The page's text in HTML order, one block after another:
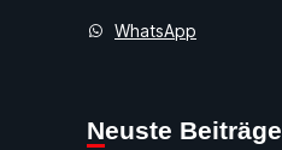
WhatsApp
Neuste Beiträge